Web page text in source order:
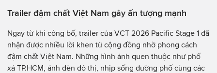
Trailer đậm chất Việt Nam gây ấn tượng mạnh
Ngay từ khi công bố, trailer của VCT 2026 Pacific Stage 1 đã
nhận được nhiều lời khen từ cộng đồng nhờ phong cách
đậm chất Việt Nam. Những hình ảnh quen thuộc như phố
xá TP.HCM, ánh đèn đô thị, nhịp sống đường phố cùng các